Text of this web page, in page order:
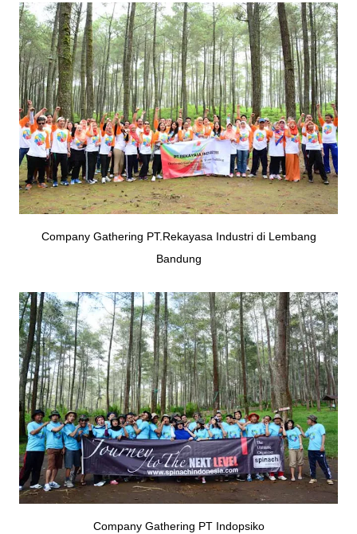
Company Gathering PT.Rekayasa Industri di Lembang
Bandung
Company Gathering PT Indopsiko